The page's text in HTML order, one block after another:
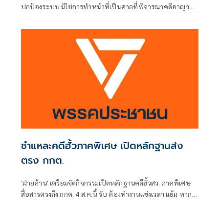
ปกป้องระบบ มิใช่การทำหน้าที่เป็นศาลที่พิจารณาคดีอาญา
ชำแหละคดีฮั้วภาคพิเศษ เปิดหลักฐานส่ง
ตรง กกต.
'ฝ่ายค้าน' เตรียมจัดกิจกรรมเปิดหลักฐานคดีฮั้วสว. ภาคพิเศษ
สื่อสารตรงถึง กกต. 4 ส.ค.นี้ รับ ต้องทำงานแข่งเวลา แย้ม หาก